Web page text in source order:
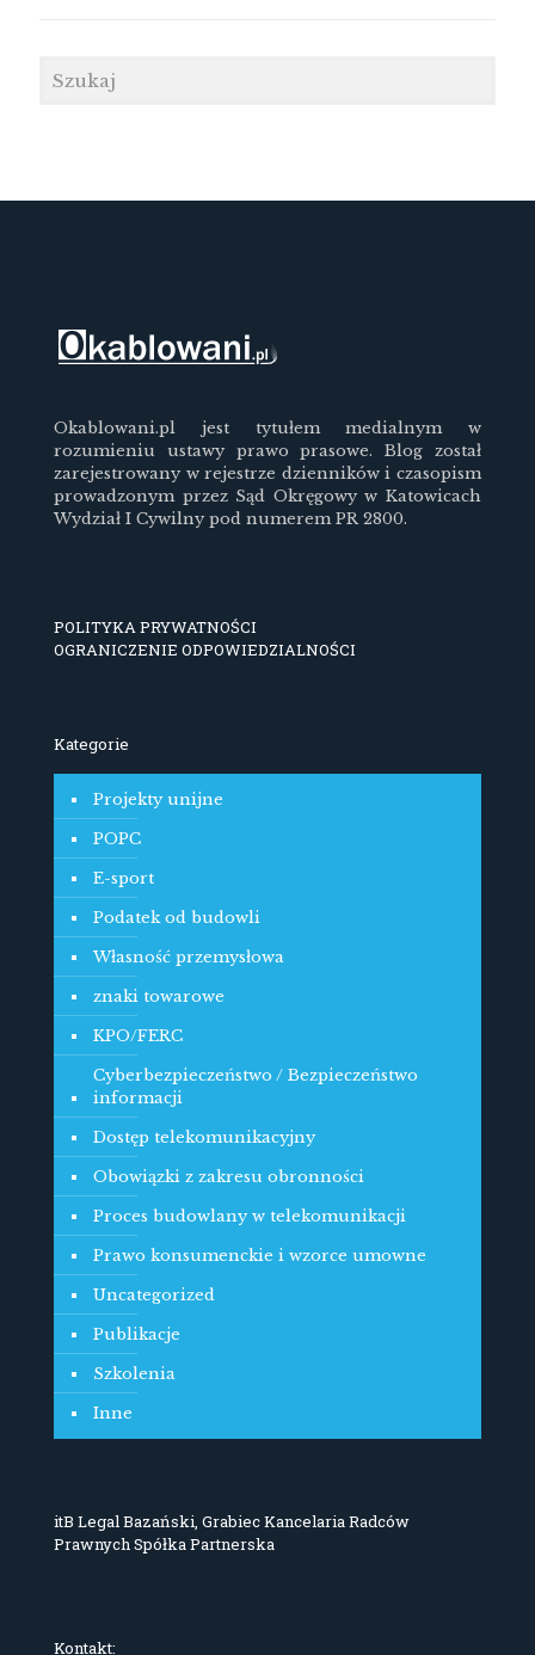
Okablowani.pl jest tytułem medialnym w
rozumieniu ustawy prawo prasowe. Blog został
zarejestrowany w rejestrze dzienników i czasopism
prowadzonym przez Sąd Okręgowy w Katowicach
Wydział I Cywilny pod numerem PR 2800.
POLITYKA PRYWATNOŚCI
OGRANICZENIE ODPOWIEDZIALNOŚCI
Kategorie
Projekty unijne
POPC
E-sport
Podatek od budowli
Własność przemysłowa
znaki towarowe
KPO/FERC
Cyberbezpieczeństwo / Bezpieczeństwo
informacji
Dostęp telekomunikacyjny
Obowiązki z zakresu obronności
Proces budowlany w telekomunikacji
Prawo konsumenckie i wzorce umowne
Uncategorized
Publikacje
Szkolenia
Inne
itB Legal Bazański, Grabiec Kancelaria Radców
Prawnych Spółka Partnerska
Kontakt: